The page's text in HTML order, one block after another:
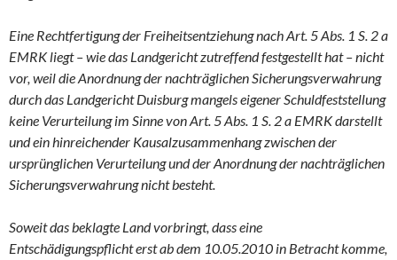
Eine Rechtfertigung der Freiheitsentziehung nach Art. 5 Abs. 1 S. 2 a
EMRK liegt – wie das Landgericht zutreffend festgestellt hat – nicht
vor, weil die Anordnung der nachträglichen Sicherungsverwahrung
durch das Landgericht Duisburg mangels eigener Schuldfeststellung
keine Verurteilung im Sinne von Art. 5 Abs. 1 S. 2 a EMRK darstellt
und ein hinreichender Kausalzusammenhang zwischen der
ursprünglichen Verurteilung und der Anordnung der nachträglichen
Sicherungsverwahrung nicht besteht.
Soweit das beklagte Land vorbringt, dass eine
Entschädigungspflicht erst ab dem 10.05.2010 in Betracht komme,